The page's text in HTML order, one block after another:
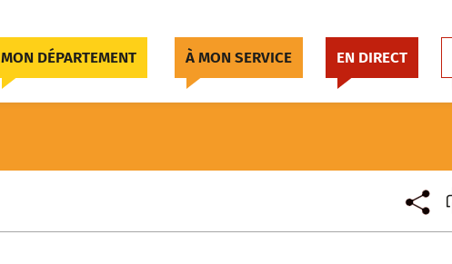
MON DÉPARTEMENT À MON SERVICE EN DIRECT